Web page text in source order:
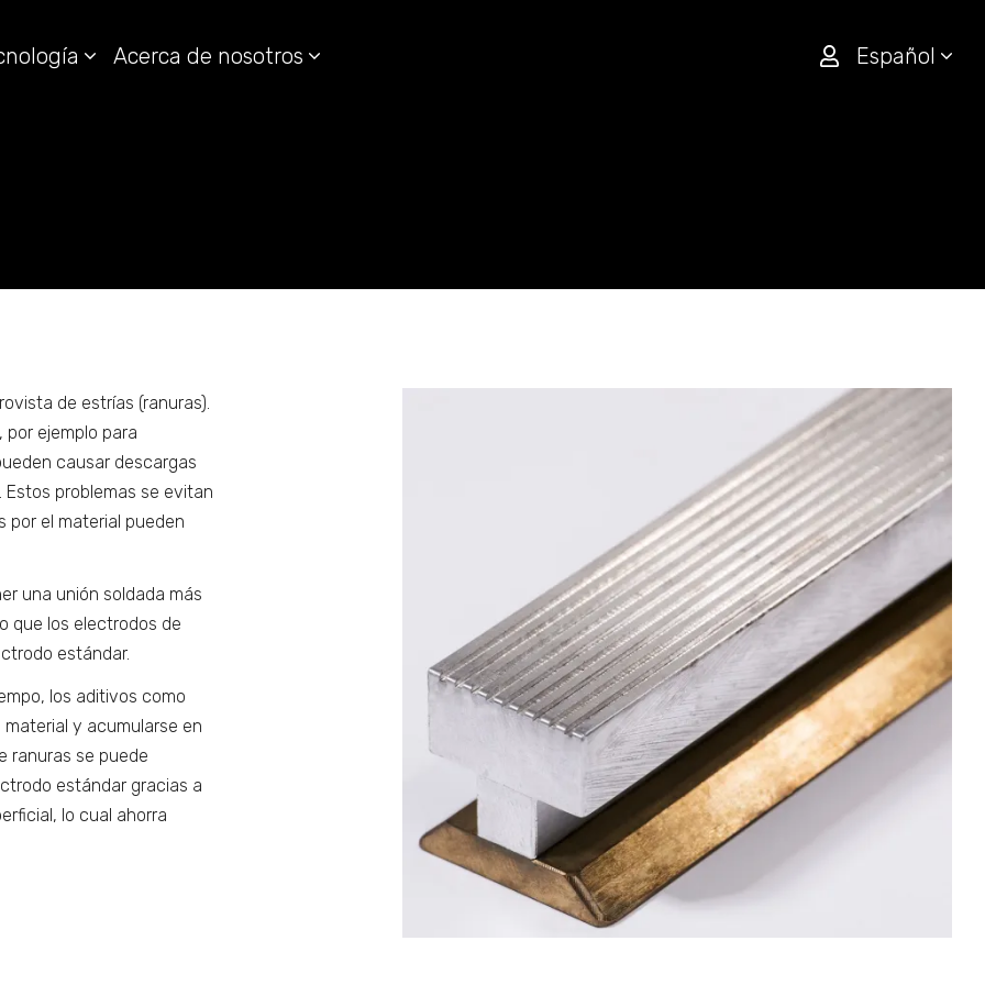
Acerca de nosotros Español
de estrías (ranuras).
ejemplo para
causar descargas
problemas se evitan
por el material pueden
una unión soldada más
que los electrodos de
estándar.
los aditivos como
y acumularse en
ranuras se puede
estándar gracias a
lo cual ahorra